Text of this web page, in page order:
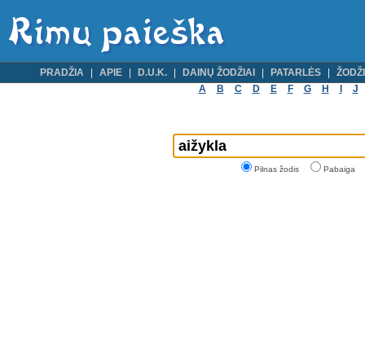
PRADŽIA APIE D.U.K. DAINŲ ŽODŽIAI PATARLĖS
A
B C D E F G H J
Pilnas žodis Pabaiga